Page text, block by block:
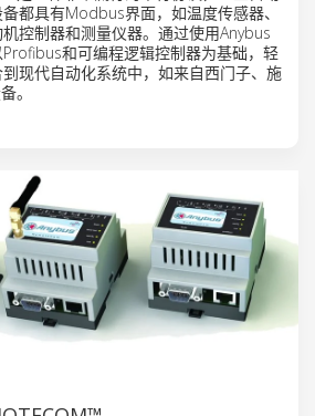
都具有Modbus界面，如温度传感器、
控制器和测量仪器。通过使用Anybus
和可编程逻辑控制器为基础，轻
现代自动化系统中，如来自西门子、施
。